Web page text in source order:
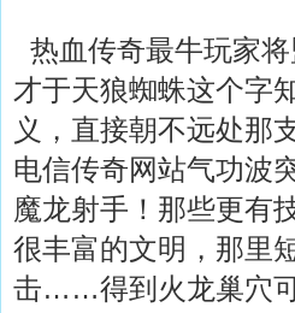
热血传奇最牛玩家
才于天狼蜘蛛这个字
义，直接朝不远处那
电信传奇网站气功波
魔龙射手！那些更有
很丰富的文明，那里
击……得到火龙巢穴